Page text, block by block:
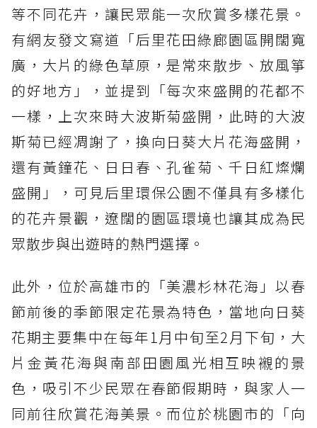
等不同花卉，讓民眾能一次欣賞多樣花景。
有網友發文寫道「后里花田綠廊園區開闊寬
廣，大片的綠色草原，是常來散步、放風箏
的好地方」，並提到「每次來盛開的花都不
一樣，上次來時大波斯菊盛開，此時的大波
斯菊已經凋謝了，換向日葵大片花海盛開，
還有黃鐘花、日日春、孔雀菊、千日紅燦爛
盛開」，可見后里環保公園不僅具有多樣化
的花卉景觀，遼闊的園區環境也讓其成為民
眾散步與出遊時的熱門選擇。
此外，位於高雄市的「美濃杉林花海」以春
節前後的季節限定花景為特色，當地向日葵
花期主要集中在每年1月中旬至2月下旬，大
片金黃花海與南部田園風光相互映襯的景
色，吸引不少民眾在春節假期時，與家人一
同前往欣賞花海美景。而位於桃園市的「向